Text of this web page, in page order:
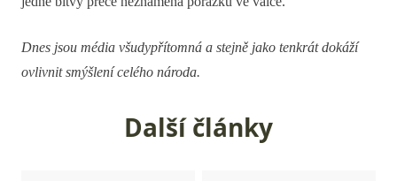
Dnes jsou média všudypřítomná a stejně jako tenkrát dokáží
ovlivnit smýšlení celého národa.
Další články